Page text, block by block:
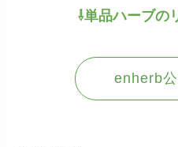
⇩単品ハーブの
enherb